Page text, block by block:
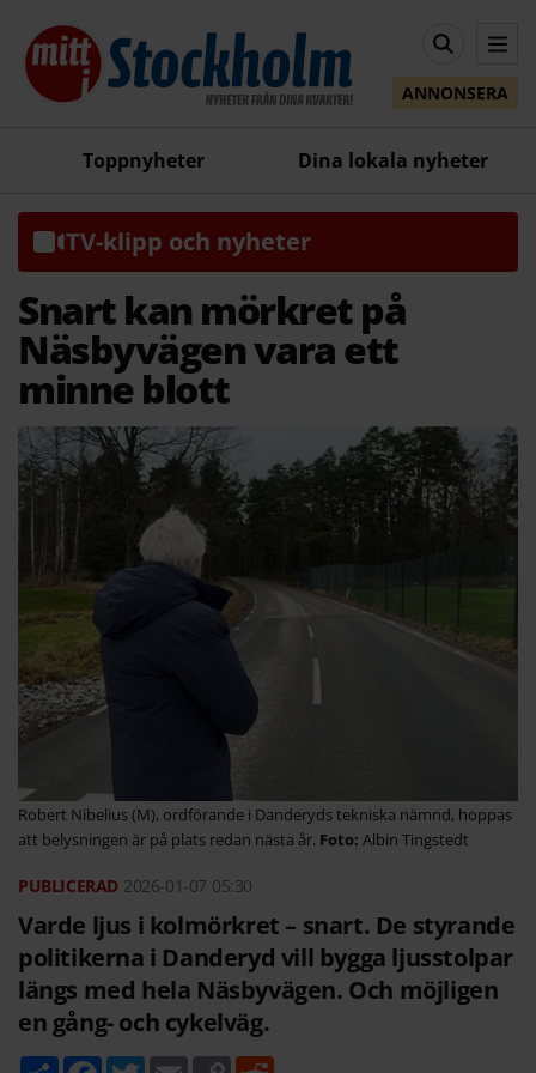
ANNONSERA
Toppnyheter Dina lokala nyheter
TV-klipp och nyheter
Snart kan mörkret på
Näsbyvägen vara ett
minne blott
Robert Nibelius (M), ordförande i Danderyds tekniska nämnd, hoppas
att belysningen är på plats redan nästa år.
Albin Tingstedt
2026-01-07 05:30
Varde ljus i kolmörkret – snart. De styrande
politikerna i Danderyd vill bygga ljusstolpar
längs med hela Näsbyvägen. Och möjligen
en gång- och cykelväg.
D F T E C